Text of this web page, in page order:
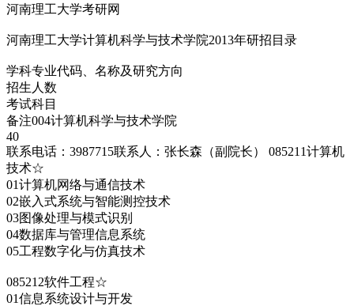
河南理工大学考研网
河南理工大学计算机科学与技术学院2013年研招目录
学科专业代码、名称及研究方向
招生人数
考试科目
备注004计算机科学与技术学院
40
联系电话：3987715联系人：张长森（副院长） 085211计算机
技术☆
01计算机网络与通信技术
02嵌入式系统与智能测控技术
03图像处理与模式识别
04数据库与管理信息系统
05工程数字化与仿真技术
085212软件工程☆
01信息系统设计与开发